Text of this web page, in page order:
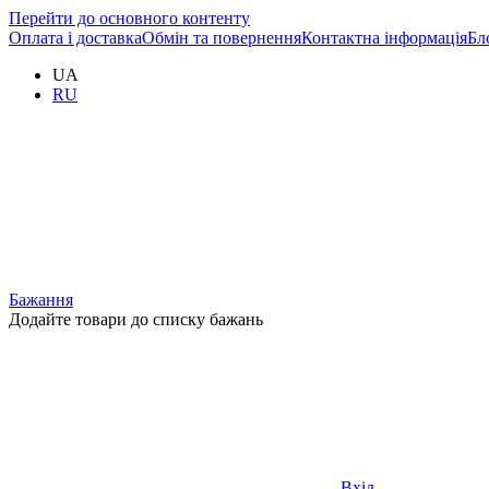
Перейти до основного контенту
Оплата і доставкаОбмін та поверненняКонтактна інформація
UA
RU
Бажання
Додайте товари до списку бажань